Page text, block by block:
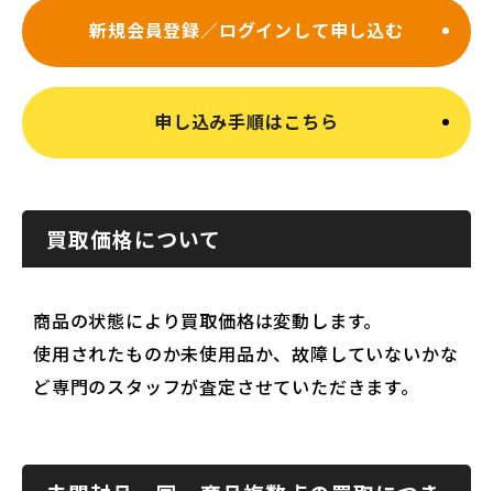
新規会員登録／ログインして申し込む
申し込み手順はこちら
買取価格について
商品の状態により買取価格は変動します。
使用されたものか未使用品か、故障していないかな
ど専門のスタッフが査定させていただきます。